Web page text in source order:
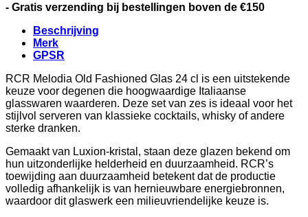
- Gratis verzending bij bestellingen boven de €150
Beschrijving
Merk
GPSR
RCR Melodia Old Fashioned Glas 24 cl is een uitstekende
keuze voor degenen die hoogwaardige Italiaanse
glasswaren waarderen. Deze set van zes is ideaal voor het
stijlvol serveren van klassieke cocktails, whisky of andere
sterke dranken.
Gemaakt van Luxion-kristal, staan deze glazen bekend om
hun uitzonderlijke helderheid en duurzaamheid. RCR’s
toewijding aan duurzaamheid betekent dat de productie
volledig afhankelijk is van hernieuwbare energiebronnen,
waardoor dit glaswerk een milieuvriendelijke keuze is.